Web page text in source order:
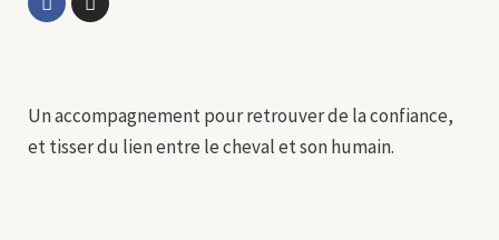
Un accompagnement pour retrouver de la confiance,
et tisser du lien entre le cheval et son humain.